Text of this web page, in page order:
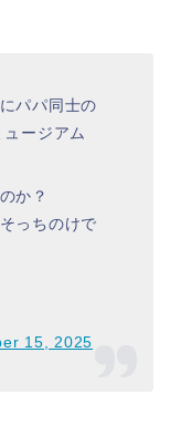
パパ同士の
ージアム
か？
っちのけで
15, 2025